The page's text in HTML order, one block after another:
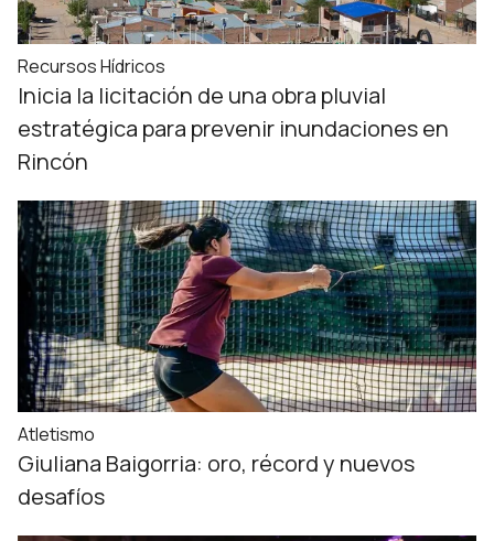
Recursos Hídricos
Inicia la licitación de una obra pluvial
estratégica para prevenir inundaciones en
Rincón
Atletismo
Giuliana Baigorria: oro, récord y nuevos
desafíos